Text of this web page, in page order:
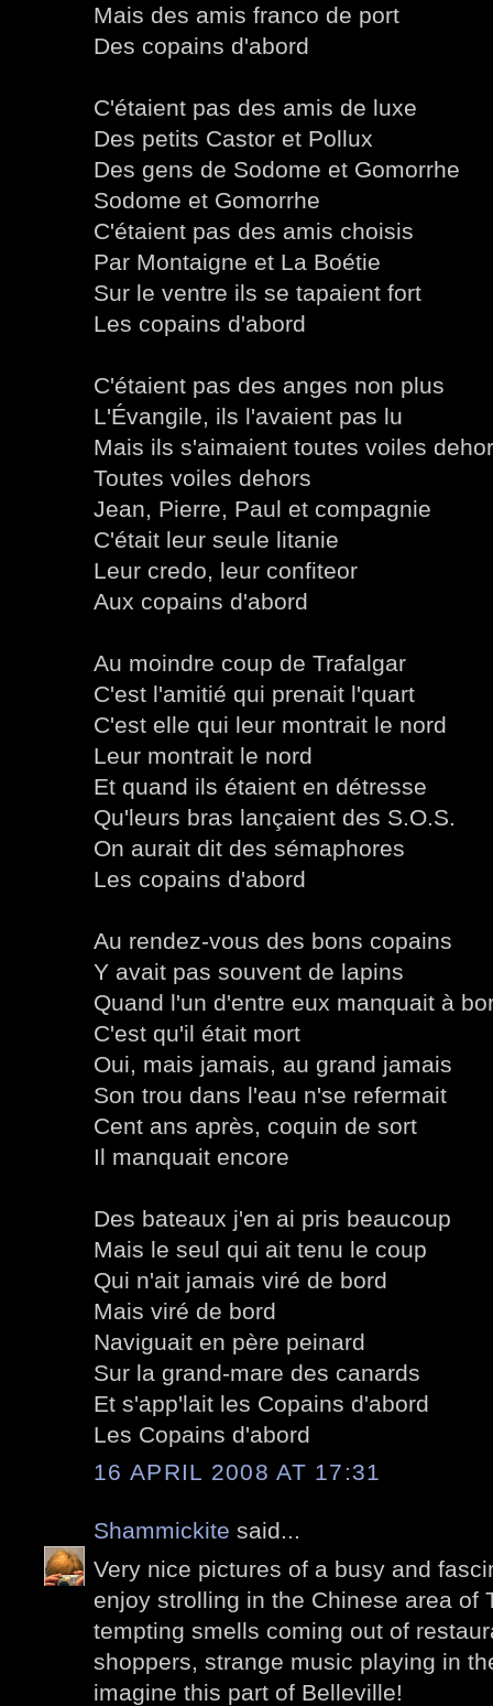
Mais des amis franco de port
Des copains d'abord
C'étaient pas des amis de luxe
Des petits Castor et Pollux
Des gens de Sodome et Gomorrhe
Sodome et Gomorrhe
C'étaient pas des amis choisis
Par Montaigne et La Boétie
Sur le ventre ils se tapaient fort
Les copains d'abord
C'étaient pas des anges non plus
L'Évangile, ils l'avaient pas lu
Mais ils s'aimaient toutes voiles
Toutes voiles dehors
Jean, Pierre, Paul et compagnie
C'était leur seule litanie
Leur credo, leur confiteor
Aux copains d'abord
Au moindre coup de Trafalgar
C'est l'amitié qui prenait l'quart
C'est elle qui leur montrait le nord
Leur montrait le nord
Et quand ils étaient en détresse
Qu'leurs bras lançaient des S.O.S.
On aurait dit des sémaphores
Les copains d'abord
Au rendez-vous des bons copains
Y avait pas souvent de lapins
Quand l'un d'entre eux manquait à
C'est qu'il était mort
Oui, mais jamais, au grand jamais
Son trou dans l'eau n'se refermait
Cent ans après, coquin de sort
Il manquait encore
Des bateaux j'en ai pris beaucoup
Mais le seul qui ait tenu le coup
Qui n'ait jamais viré de bord
Mais viré de bord
Naviguait en père peinard
Sur la grand-mare des canards
Et s'app'lait les Copains d'abord
Les Copains d'abord
16 APRIL 2008 AT 17:31
Shammickite said...
Very nice pictures of a busy and
enjoy strolling in the Chinese area of
tempting smells coming out of
shoppers, strange music playing in
imagine this part of Belleville!